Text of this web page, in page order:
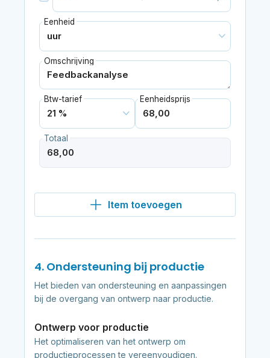
Eenheid
Omschrijving
Btw-tarief Eenheidsprijs
Totaal
Item toevoegen
4. Ondersteuning bij productie
Het bieden van ondersteuning en aanpassingen
bij de overgang van ontwerp naar productie.
Ontwerp voor productie
Het optimaliseren van het ontwerp om
productieprocessen te vereenvoudigen.